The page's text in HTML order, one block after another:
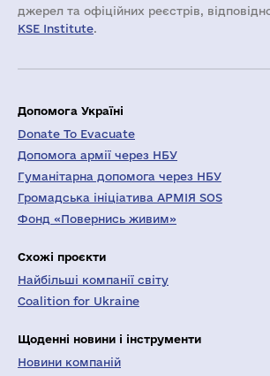
джерел та офіційних реєстрів,
KSE Institute.
Допомога Україні
Donate To Evacuate
Допомога армії через НБУ
Гуманітарна допомога через НБУ
Громадська ініціатива АРМІЯ SOS
Фонд «Повернись живим»
Схожі проєкти
Найбільші компанії світу
Coalition for Ukraine
Щоденні новини і інструменти
Новини компаній